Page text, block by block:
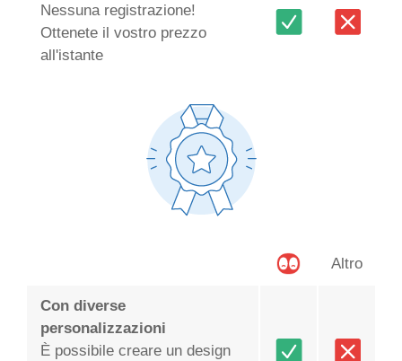
Nessuna registrazione!
Ottenete il vostro prezzo
all'istante
Altro
Con diverse
personalizzazioni
È possibile creare un design